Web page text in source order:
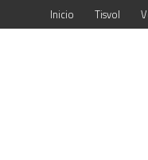
Inicio Tisvol